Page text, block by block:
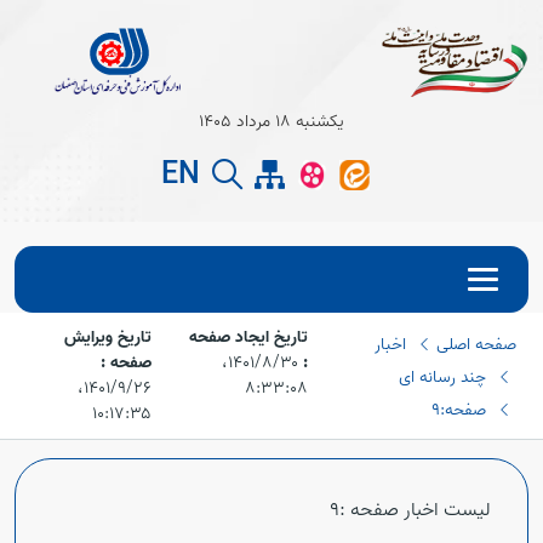
Open
Open
یکشنبه 18 مرداد 1405
EN
صفحه اصلی
اخبار
چند رسانه ای
صفحه:9
تاریخ ایجاد صفحه
:
۱۴۰۱/۸/۳۰،‏
۸:۳۳:۰۸
تاریخ ویرایش
صفحه :
۱۴۰۱/۹/۲۶،‏
۱۰:۱۷:۳۵
لیست اخبار صفحه :9